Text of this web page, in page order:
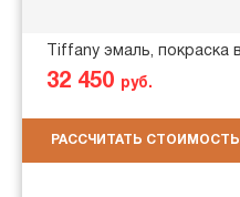
Tiffany эмаль, покраска
32 450 руб.
РАССЧИТАТЬ СТОИМОСТЬ